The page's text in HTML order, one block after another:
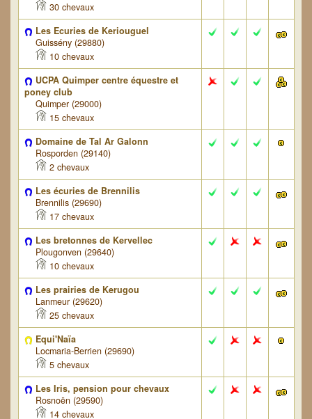
30 chevaux
Les Ecuries de Keriouguel
Guissény (29880)
10 chevaux
UCPA Quimper centre équestre et
poney club
Quimper (29000)
15 chevaux
Domaine de Tal Ar Galonn
Rosporden (29140)
2 chevaux
Les écuries de Brennilis
Brennilis (29690)
17 chevaux
Les bretonnes de Kervellec
Plougonven (29640)
10 chevaux
Les prairies de Kerugou
Lanmeur (29620)
25 chevaux
Equi'Naïa
Locmaria-Berrien (29690)
5 chevaux
Les Iris, pension pour chevaux
Rosnoën (29590)
14 chevaux